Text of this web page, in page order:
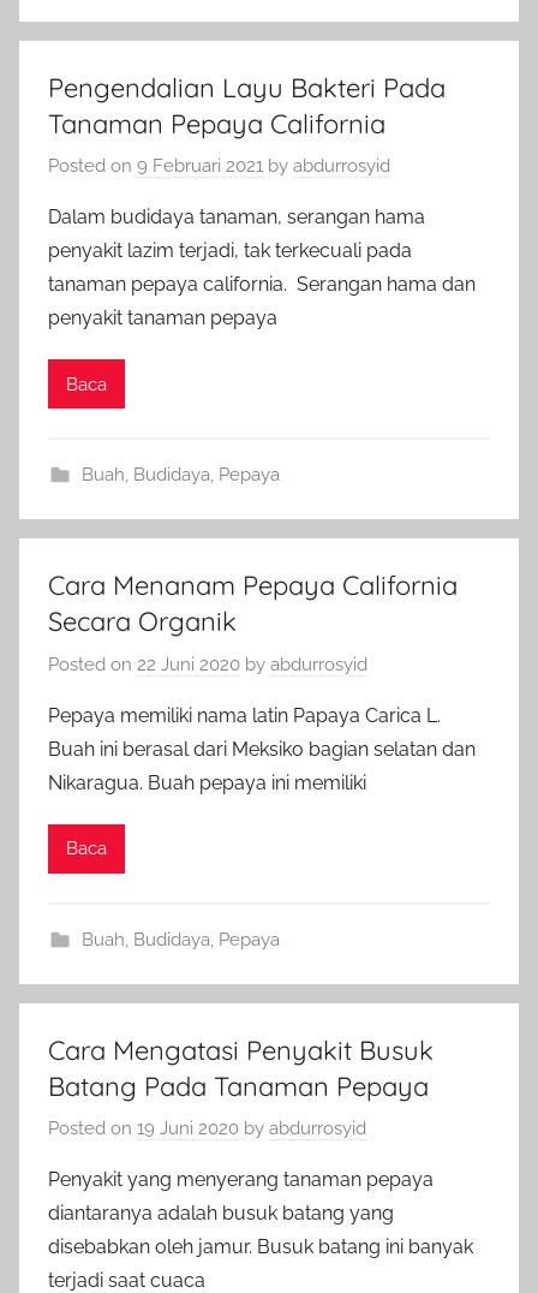
Pengendalian Layu Bakteri Pada
Tanaman Pepaya California
Posted on 9 Februari 2021 by abdurrosyid
Dalam budidaya tanaman, serangan hama
penyakit lazim terjadi, tak terkecuali pada
tanaman pepaya california. Serangan hama dan
penyakit tanaman pepaya
Baca
Buah, Budidaya, Pepaya
Cara Menanam Pepaya California
Secara Organik
Posted on 22 Juni 2020 by abdurrosyid
Pepaya memiliki nama latin Papaya Carica L.
Buah ini berasal dari Meksiko bagian selatan dan
Nikaragua. Buah pepaya ini memiliki
Baca
Buah Budidaya Pepaya
Cara Mengatasi Penyakit Busuk
Batang Pada Tanaman Pepaya
Posted on 19 Juni 2020 by abdurrosyid
Penyakit yang menyerang tanaman pepaya
diantaranya adalah busuk batang yang
disebabkan oleh jamur. Busuk batang ini banyak
terjadi saat cuaca